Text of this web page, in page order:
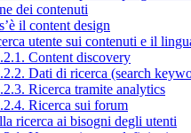
dei contenuti
il content design
utente sui contenuti e il
Content discovery
Dati di ricerca (search
Ricerca tramite analytics
Ricerca sui forum
ricerca ai bisogni degli utenti